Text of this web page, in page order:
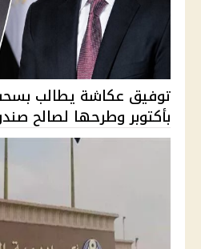
بأكتوبر وطرحها لصالح